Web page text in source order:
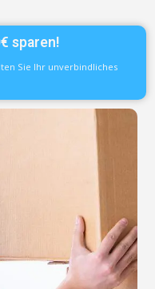
sparen!
Sie Ihr unverbindliches